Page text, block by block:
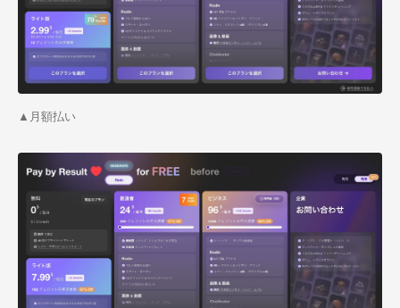
▲月額払い